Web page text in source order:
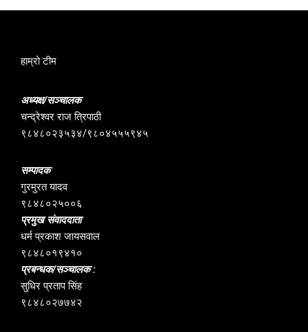
हाम्रो टीम
अध्यक्ष/सञ्चालक
चन्द्रेश्वर राज त्रिपाठी
९८४८०२३५३४/९८०४५५५९४५
सम्पादक
गुरमुरत यादव
९८४८०२५००६
प्रमुख संवाददाता
धर्म प्रकाश जायसवाल
९८४८०१९४१०
प्रबन्धक/सञ्चालक :
सुधिर प्रताप सिंह
९८४८०२७७४२